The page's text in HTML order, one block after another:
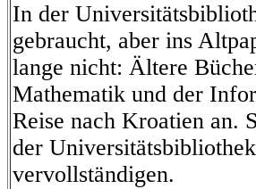
In der
gebraucht, aber ins
lange nicht: Ältere
Mathematik und der
Reise nach Kroatien an.
der
vervollständigen.